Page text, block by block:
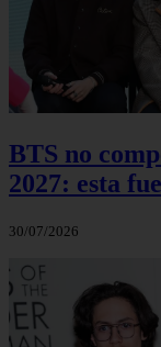
BTS no
2027: esta
30/07/2026